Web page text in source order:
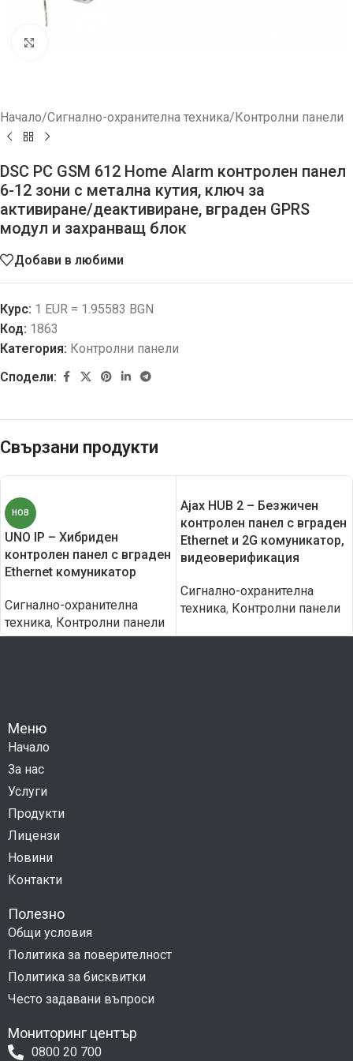
Начало/Сигнално-охранителна техника/Контролни панели
DSC PC GSM 612 Home Alarm контролен панел
6-12 зони с метална кутия, ключ за
активиране/деактивиране, вграден GPRS
модул и захранващ блок
Добави в любими
Курс: 1 EUR = 1.95583 BGN
Код: 1863
Категория: Контролни панели
Сподели:
Свързани продукти
НОВ
UNO IP – Хибриден
контролен панел с вграден
Еthernet комуникатор
Сигнално-охранителна
техника, Контролни панели
Ajax HUB 2 – Безжичен
контролен панел с вграден
Еthernet и 2G комуникатор,
видеоверификация
Сигнално-охранителна
техника, Контролни панели
Меню
Начало
За нас
Услуги
Продукти
Лицензи
Новини
Контакти
Полезно
Общи условия
Политика за поверителност
Политика за бисквитки
Често задавани въпроси
Мониторинг център
0800 20 700